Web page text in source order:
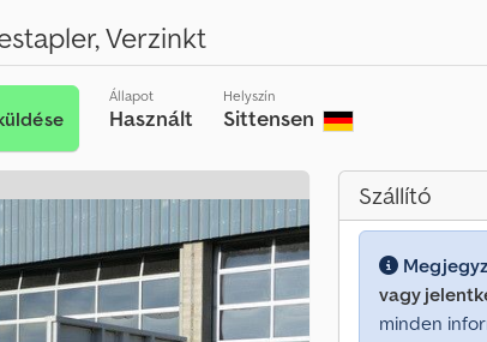
Verzinkt
Állapot
Használt
Helyszín
Sittensen
Szállító
vagy
minden